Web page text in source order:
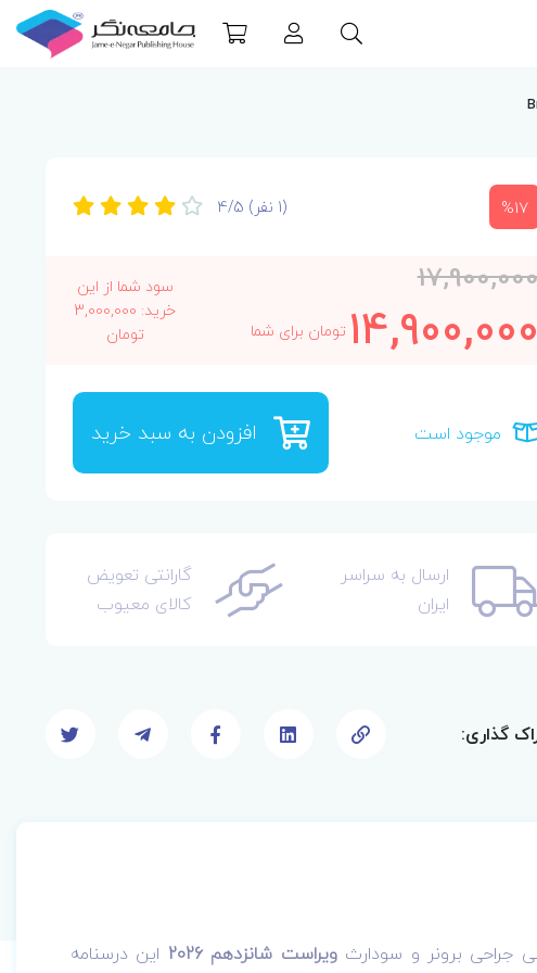
%17
4/5 (1 نفر)
14,900,000 تومان برای شما
سود شما از این
خرید: 3,000,000
تومان
موجود است افزودن به سبد خرید
ارسال به سراسر
ایران
گارانتی تعویض
کالای معیوب
گذاری:
جراحی برونر و سودارثویراست شانزدهم 2026
این درسنامه